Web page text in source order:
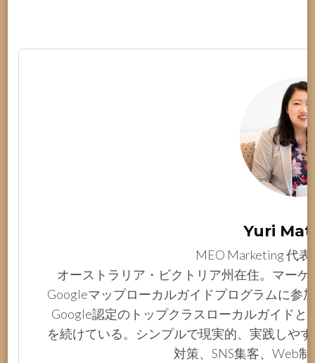
Yuri
MEO Marketing 代
オーストラリア・ビクトリア州在住。マー
Googleマップローカルガイドプログラムに参
Google認定のトップクラスローカルガイド
を続けている。シンプルで現実的、実践しや
対策、SNS集客、Web